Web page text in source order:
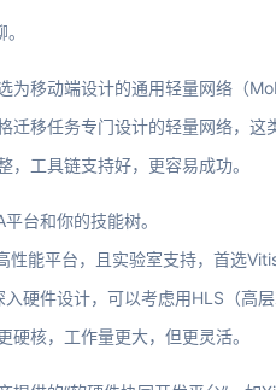
为移动端设计的通用轻量网络（
迁移任务专门设计的轻量网络，这
工具链支持好，更容易成功。
台和你的技能树。
能平台，且实验室支持，首选
硬件设计，可以考虑用HLS（高
核，工作量更大，但更灵活。